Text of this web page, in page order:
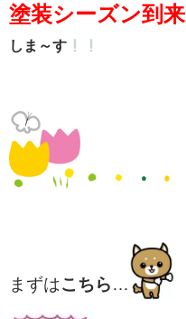
塗装シーズン到来
しま～す
まずはこちら…